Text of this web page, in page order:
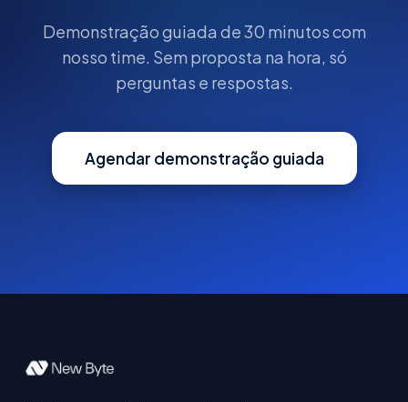
Demonstração guiada de 30 minutos com
nosso time. Sem proposta na hora, só
perguntas e respostas.
Agendar demonstração guiada